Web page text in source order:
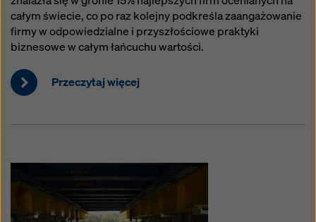
całym świecie, co po raz kolejny podkreśla zaangażowanie
firmy w odpowiedzialne i przyszłościowe praktyki
biznesowe w całym łańcuchu wartości.
Przeczytaj więcej